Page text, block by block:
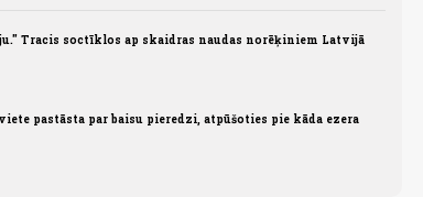
Tracis soctīklos ap skaidras naudas norēķiniem Latvijā
pastāsta par baisu pieredzi, atpūšoties pie kāda ezera